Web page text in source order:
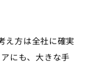
え方は全社に確実
にも、大きな手